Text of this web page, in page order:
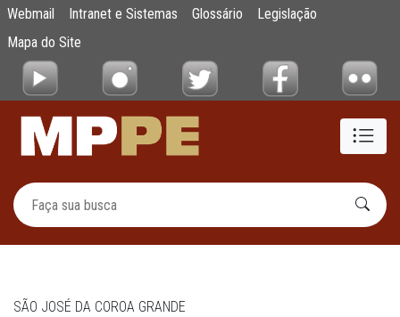
Pular para o Conteúdo principal
MPPE recomenda o restabelecimento do
Webmail Intranet e Sistemas Glossário
Legislação
Mapa do Site
SÃO JOSÉ DA COROA GRANDE